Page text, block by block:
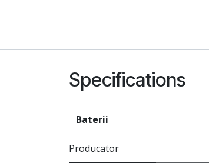
Specifications
Baterii
Producator